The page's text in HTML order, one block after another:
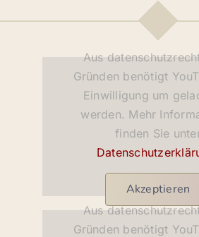
Aus
Gründen benötigt
Einwilligung um
werden. Mehr
finden Sie
Akzeptieren
Aus
Gründen benötigt